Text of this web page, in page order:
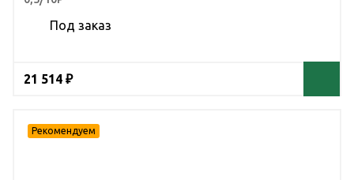
Под заказ
21 514 ₽